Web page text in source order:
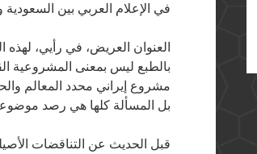
في الإعلام العربي بين السعودية
العنوان العريض، في رأيي،
بالطبع ليس بمعنى المشروعية
مشروع إيراني محدد المعالم
بل المسألة كلها هي رصد
قبل الحديث عن التناقضات